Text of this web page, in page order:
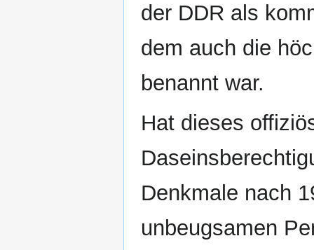
der DDR als
dem auch die
benannt war.
Hat dieses
Denkmale nach
unbeugsamen